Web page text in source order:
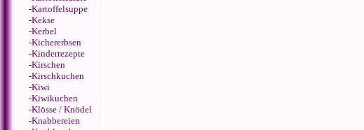
-Kartoffelsuppe
-Kekse
-Kerbel
-Kichererbsen
-Kinderrezepte
-Kirschen
-Kirschkuchen
-Kiwi
-Kiwikuchen
-Klösse / Knödel
-Knabbereien